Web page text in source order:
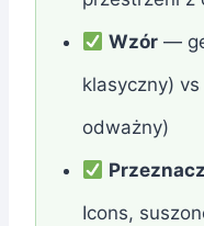
Wzór —
klasyczny)
odważny)
Icons,